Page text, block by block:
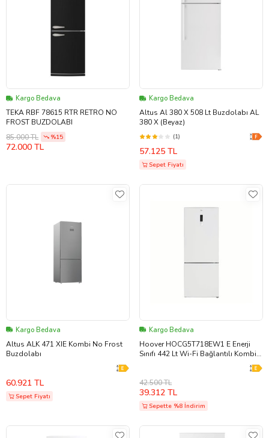
Kargo Bedava
TEKA RBF 78615 RTR RETRO NO
FROST BUZDOLABI
85.000 TL
%15
72.000 TL
Kargo Bedava
Altus Al 380 X 508 Lt Buzdolabı AL
380 X (Beyaz)
(1)
57.125 TL
Sepet Fiyatı
Kargo Bedava
Altus ALK 471 XIE Kombi No Frost
Buzdolabı
60.921 TL
Sepet Fiyatı
Kargo Bedava
Hoover HOCG5T718EW1 E Enerji
Sınıfı 442 Lt Wi-Fi Bağlantılı Kombi
Tipi No Frost Buzdolabı 4,5 43 Değ
42.500 TL
39.312 TL
Sepette %8 İndirim